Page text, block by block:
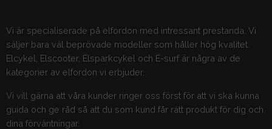
Vi är specialiserade på elfordon med intressant prestanda. Vi
säljer bara väl beprövade modeller som håller hög kvalitet.
Elcykel, Elscooter, Elsparkcykel och E-surf är några av de
kategorier av elfordon vi erbjuder.
Vi vill gärna att våra kunder ringer oss först för att vi ska kunna
guida och ge råd så att du som kund får rätt produkt för dig och
dina förväntningar.